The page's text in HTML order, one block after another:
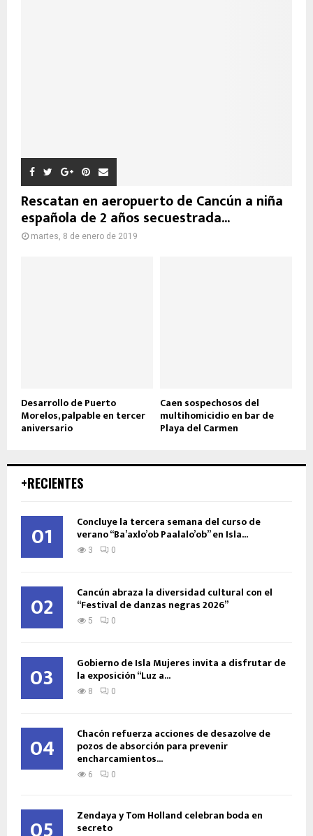
Rescatan en aeropuerto de Cancún a niña
española de 2 años secuestrada...
martes, 8 de enero de 2019
Desarrollo de Puerto
Morelos, palpable en tercer
aniversario
Caen sospechosos del
multihomicidio en bar de
Playa del Carmen
+RECIENTES
01 Concluye la tercera semana del curso de
verano “Ba’axlo’ob Paalalo’ob” en Isla...
3 0
02 Cancún abraza la diversidad cultural con el
“Festival de danzas negras 2026”
5 0
03 Gobierno de Isla Mujeres invita a disfrutar de
la exposición “Luz a...
8 0
04 Chacón refuerza acciones de desazolve de
pozos de absorción para prevenir
encharcamientos...
6 0
Zendaya y Tom Holland celebran boda en
secreto